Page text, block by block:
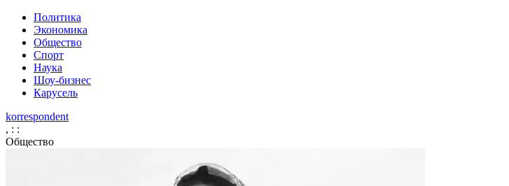
Политика
Экономика
Общество
Спорт
Наука
Шоу-бизнес
Карусель
korrespondent
, : :
Общество